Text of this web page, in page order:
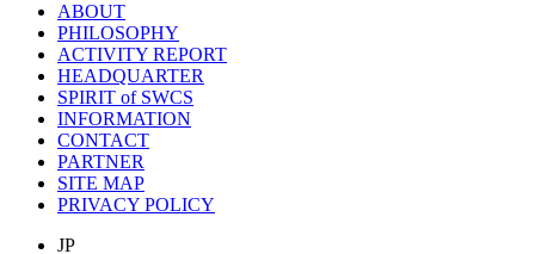
ABOUT
PHILOSOPHY
ACTIVITY REPORT
HEADQUARTER
SPIRIT of SWCS
INFORMATION
CONTACT
PARTNER
SITE MAP
PRIVACY POLICY
JP